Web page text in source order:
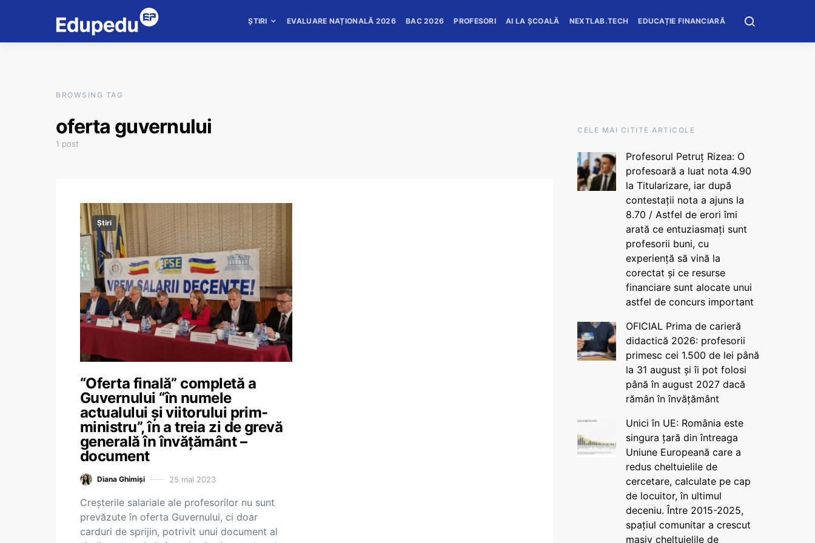
ȘTIRI EVALUARE NAȚIONALĂ 2026 BAC 2026 PROFESORI AI LA ȘCOALĂ NEXTLAB.TECH EDUCAȚIE FINANCIARĂ
BROWSING TAG
oferta guvernului
1 post
Știri
“Oferta finală” completă a
Guvernului “în numele
actualului și viitorului prim-
ministru”, în a treia zi de grevă
generală în învățământ –
document
Diana Ghimiși 25 mai 2023
Creșterile salariale ale profesorilor nu sunt
prevăzute în oferta Guvernului, ci doar
carduri de sprijin, potrivit unui document al
CELE MAI CITITE ARTICOLE
Profesorul Petruț Rizea: O
profesoară a luat nota 4.90
la Titularizare, iar după
contestații nota a ajuns la
8.70 / Astfel de erori îmi
arată ce entuziasmați sunt
profesorii buni, cu
experiență să vină la
corectat și ce resurse
financiare sunt alocate unui
astfel de concurs important
OFICIAL Prima de carieră
didactică 2026: profesorii
primesc cei 1.500 de lei până
la 31 august și îi pot folosi
până în august 2027 dacă
rămân în învățământ
Unici în UE: România este
singura țară din întreaga
Uniune Europeană care a
redus cheltuielile de
cercetare, calculate pe cap
de locuitor, în ultimul
deceniu. Între 2015-2025,
spațiul comunitar a crescut
masiv cheltuielile de